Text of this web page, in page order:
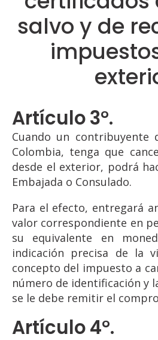
salvo y de
Artículo 3°.
Cuando un contribuyente
Colombia, tenga que
desde el exterior, podrá
Embajada o Consulado.
Para el efecto, entregará
valor correspondiente en
su equivalente en
indicación precisa de la
concepto del impuesto a
número de identificación y
se le debe remitir el
Artículo 4°.